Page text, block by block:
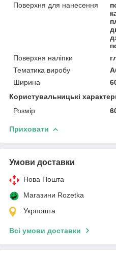
Поверхня для нанесення
Поверхня наліпки
Тематика виробу
Ширина
Користувальницькі
Розмір
Приховати
Умови доставки
Нова Пошта
Магазини Rozetka
Укрпошта
Всі умови доставки